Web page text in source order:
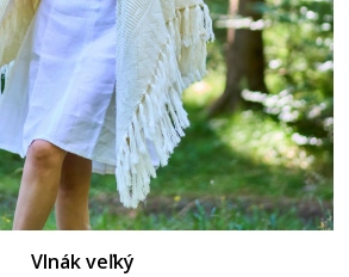
Vlnák veľký